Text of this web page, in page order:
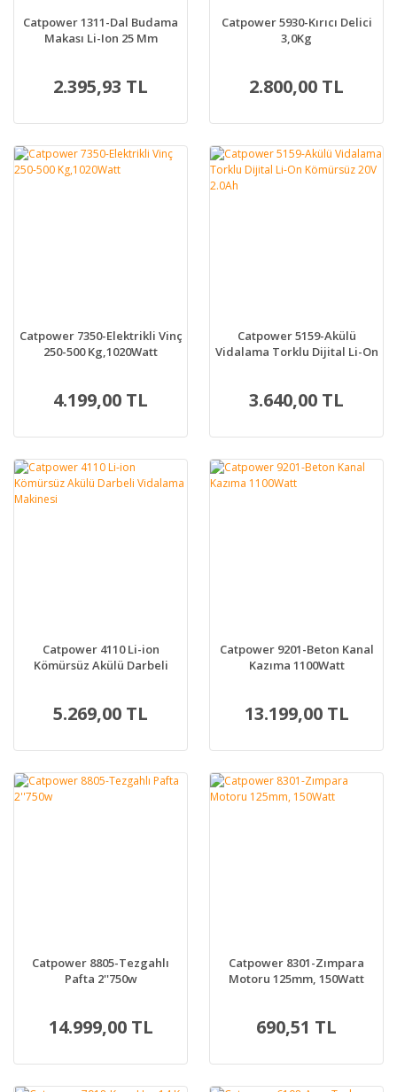
Catpower 1311-Dal Budama
Makası Li-Ion 25 Mm
2.395,93 TL
Catpower 5930-Kırıcı Delici
3,0Kg
2.800,00 TL
Catpower 7350-Elektrikli Vinç
250-500 Kg,1020Watt
4.199,00 TL
Catpower 5159-Akülü
Vidalama Torklu Dijital Li-On
3.640,00 TL
Catpower 4110 Li-ion
Kömürsüz Akülü Darbeli
5.269,00 TL
Catpower 9201-Beton Kanal
Kazıma 1100Watt
13.199,00 TL
Catpower 8805-Tezgahlı
Pafta 2''750w
14.999,00 TL
Catpower 8301-Zımpara
Motoru 125mm, 150Watt
690,51 TL